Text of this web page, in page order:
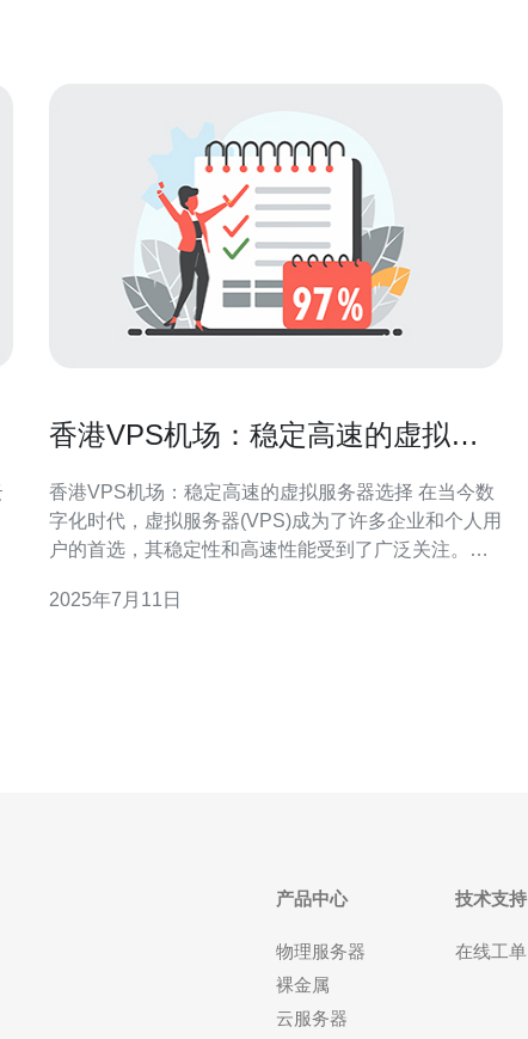
香港VPS机场：稳定高速的虚拟服
香港VPS机场：稳定高速的虚拟服务器选择 在当今数
字化时代，虚拟服务器(VPS)成为了许多企业和个人用
户的首选，其稳定性和高速性能受到了广泛关注。而
服务品质脱颖而出，成为许多用户的首选。 香港VPS
2025年7月11日
产品中心
物理服务器
裸金属
云服务器
技术支持
在线工单